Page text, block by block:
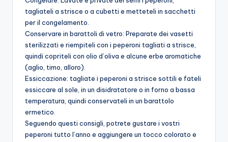
tagliateli a strisce o a cubetti e metteteli in sacchetti
per il congelamento.
Conservare in barattoli di vetro: Preparate dei vasetti
sterilizzati e riempiteli con i peperoni tagliati a strisce,
quindi copriteli con olio d’oliva e alcune erbe aromatiche
(aglio, timo, alloro).
Essiccazione: tagliate i peperoni a strisce sottili e fateli
essiccare al sole, in un disidratatore o in forno a bassa
temperatura, quindi conservateli in un barattolo
ermetico.
Seguendo questi consigli, potrete gustare i vostri
peperoni tutto l’anno e aggiungere un tocco colorato e